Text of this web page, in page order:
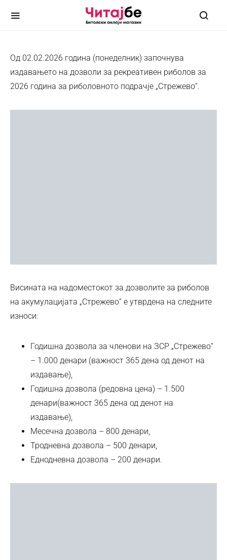
Од 02.02.2026 година (понеделник) започнува
издавањето на дозволи за рекреативен риболов за
2026 година за риболовното подрачје „Стрежево“.
Висината на надоместокот за дозволите за риболов
на акумулацијата „Стрежево“ е утврдена на следните
износи:
Годишна дозвола за членови на ЗСР „Стрежево“
– 1.000 денари (важност 365 дена од денот на
издавање),
Годишна дозвола (редовна цена) – 1.500
денари(важност 365 дена од денот на
издавање),
Месечна дозвола – 800 денари,
Тродневна дозвола – 500 денари,
Еднодневна дозвола – 200 денари.